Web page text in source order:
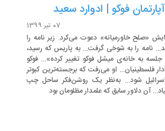
فوکو | ادوارد سعید
خاورمیانه» دعوت می‌کرد. زیر نامه را
را به شوخی گرفت... به پاریس که رسید،
خانه‌ی میشل فوکو تغییر کرده»... فوکو
او می‌رفت که برجسته‌ترین کبوتر
شود... به‌نظر یک روشن‌فکر ساحل چپ
سابق که علمدار مظلومان بود